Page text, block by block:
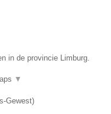
in de provincie Limburg.
▼
Gewest)